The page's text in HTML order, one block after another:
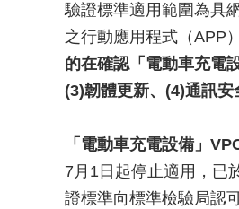
驗證標準適用範圍為具
之行動應用程式（APP
的在確認「電動車充電
(3)韌體更新、(4)通訊安
「電動車充電設備」
7月1日起停止適用，已
證標準向標準檢驗局認